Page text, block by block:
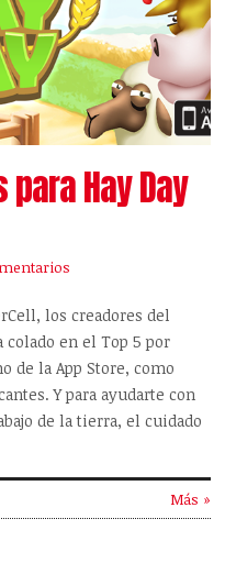
Hay Day
los creadores del
colado en el Top 5 por
de la App Store, como
Y para ayudarte con
de la tierra, el cuidado
Más »